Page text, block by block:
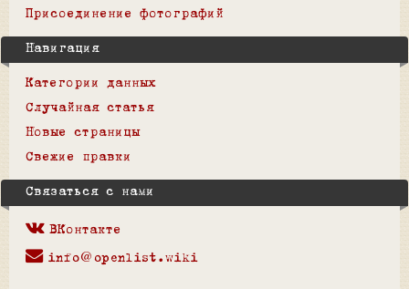
Присоединение фотографий
Навигация
Категории данных
Случайная статья
Новые страницы
Свежие правки
Связаться с нами
ВКонтакте
info@openlist.wiki